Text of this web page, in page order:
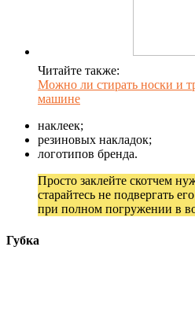
Читайте также:
Можно ли стирать носки и
машине
наклеек;
резиновых накладок;
логотипов бренда.
Просто заклейте скотчем
старайтесь не подвергать
при полном погружении в
Губка